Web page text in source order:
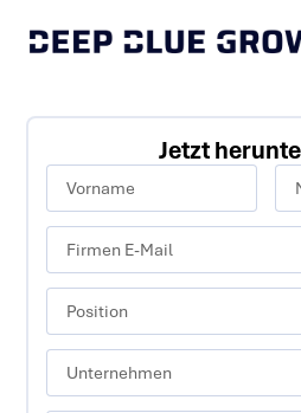
Jetzt